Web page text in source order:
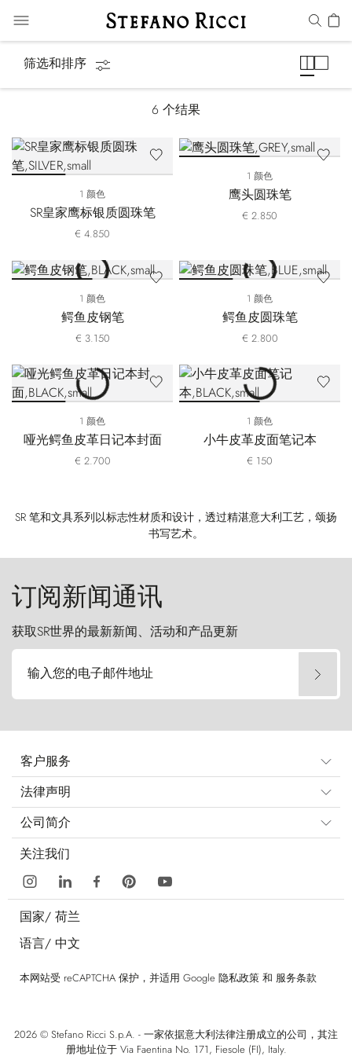
筛选和排序
6 个结果
1 颜色
SR皇家鹰标银质圆珠笔
€ 4.850
1 颜色
鹰头圆珠笔
€ 2.850
1 颜色
鳄鱼皮钢笔
€ 3.150
1 颜色
鳄鱼皮圆珠笔
€ 2.800
1 颜色
哑光鳄鱼皮革日记本封面
€ 2.700
1 颜色
小牛皮革皮面笔记本
€ 150
SR 笔和文具系列以标志性材质和设计，透过精湛意大利工艺，颂扬
书写艺术。
订阅新闻通讯
获取SR世界的最新新闻、活动和产品更新
输入您的电子邮件地址
客户服务
法律声明
公司简介
关注我们
国家/ 荷兰
语言/ 中文
本网站受 reCAPTCHA 保护，并适用 Google 隐私政策 和 服务条款
2026 © Stefano Ricci S.p.A. - 一家依据意大利法律注册成立的公司，其注
册地址位于 Via Faentina No. 171, Fiesole (FI), Italy.